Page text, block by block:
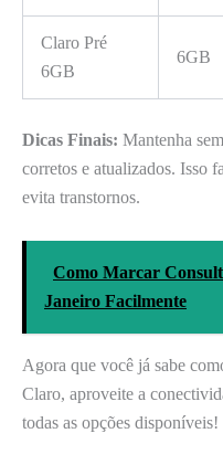
Claro Pré
6GB
6GB
Dicas Finais: Mantenha
corretos e atualizados. Isso
evita transtornos.
Como Marcar
Janeiro Facilmente
Agora que você já sabe
Claro, aproveite a
todas as opções disponíveis!